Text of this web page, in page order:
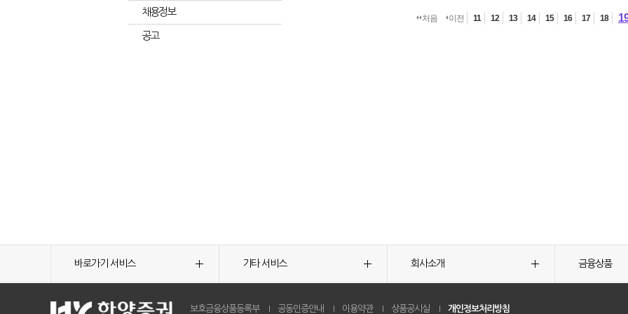
채용정보
공고
처음 이전 11 12 13 14 15 16 17 18
바로가기 서비스 기타 서비스 회사소개 금융상품
보호금융상품등록부 공동인증안내 이용약관 상품공시실 개인정보처리방침